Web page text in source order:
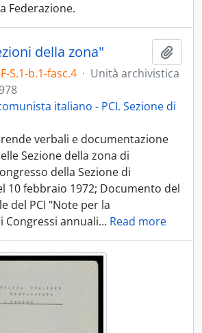
Federazione.
della zona"
S.1-b.1-fasc.4 · Unità archivistica
italiano - PCI. Sezione di
verbali e documentazione
Sezione della zona di
della Sezione di
10 febbraio 1972; Documento del
del PCI "Note per la
Congressi annuali… Read more